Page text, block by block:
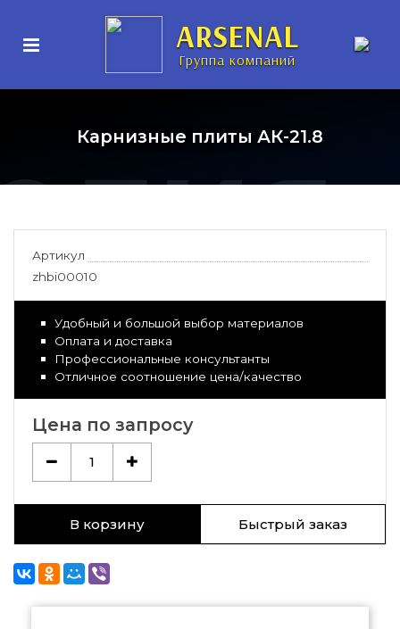
ARSENAL
Группа компаний
Карнизные плиты АК-21.8
Артикул
zhbi00010
Удобный и большой выбор материалов
Оплата и доставка
Профессиональные консультанты
Отличное соотношение цена/качество
Цена по запросу
1
В корзину Быстрый заказ